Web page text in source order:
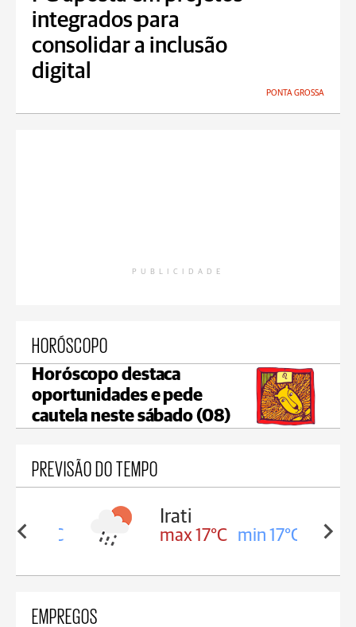
integrados para
consolidar a inclusão
digital
PONTA GROSSA
PUBLICIDADE
HORÓSCOPO
Horóscopo destaca
oportunidades e pede
cautela neste sábado (08)
PREVISÃO DO TEMPO
16°C
Irati
max 17°C min 17°C
EMPREGOS